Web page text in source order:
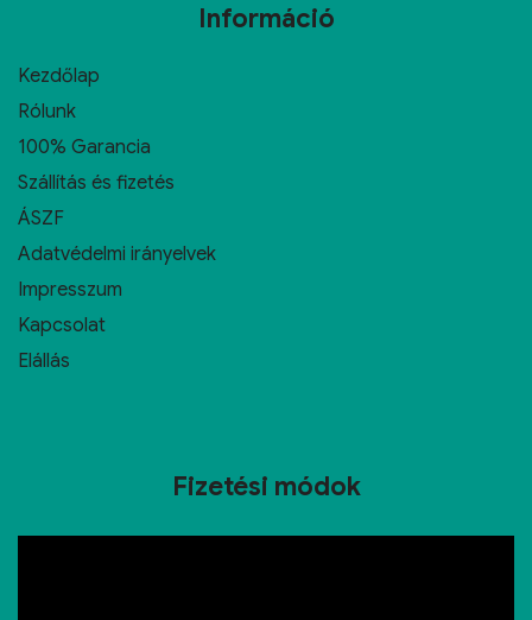
Információ
Kezdőlap
Rólunk
100% Garancia
Szállítás és fizetés
ÁSZF
Adatvédelmi irányelvek
Impresszum
Kapcsolat
Elállás
Fizetési módok